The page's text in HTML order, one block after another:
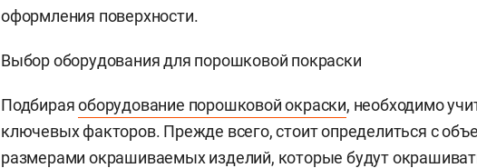
оформления поверхности.
Выбор оборудования для порошковой покраски
Подбираяоборудование порошковой окраски, необходимо
ключевых факторов. Прежде всего, стоит определиться с
размерами окрашиваемых изделий, которые будут